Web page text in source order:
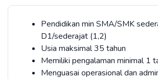
Pendidikan min SMA/SMK
D1/sederajat (1,2)
Usia maksimal 35 tahun
Memiliki pengalaman minimal 1
Menguasai operasional dan